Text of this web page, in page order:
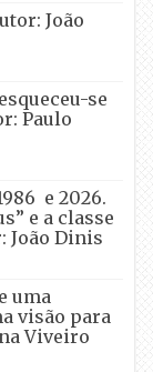
João
se
Paulo
e 2026.
e a classe
João Dinis
uma
visão para
Viveiro